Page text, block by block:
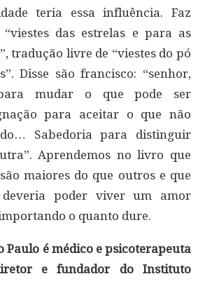
teria essa influência. Faz
das estrelas e para as
tradução livre de “viestes do pó
Disse são francisco: “senhor,
mudar o que pode ser
para aceitar o que não
Sabedoria para distinguir
Aprendemos no livro que
maiores do que outros e que
poder viver um amor
o quanto dure.
Paulo é médico e psicoterapeuta
e fundador do Instituto